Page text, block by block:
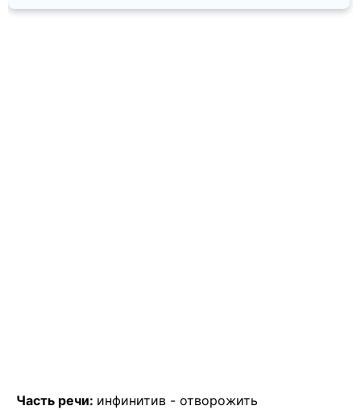
Часть речи: инфинитив - отворожить